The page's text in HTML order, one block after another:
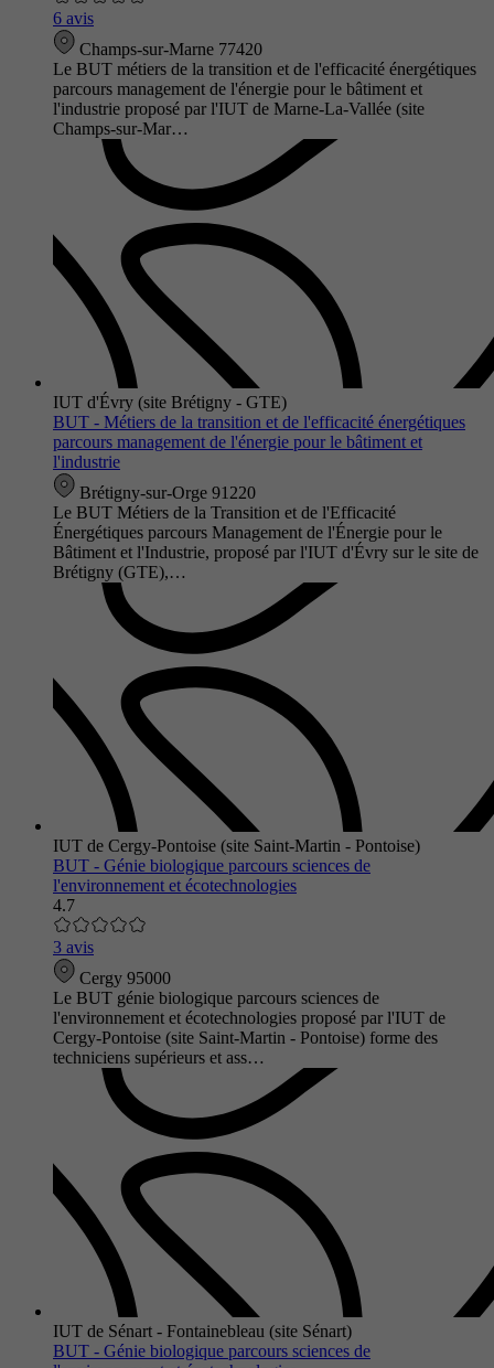
6 avis
Champs-sur-Marne 77420
Le BUT métiers de la transition et de l'efficacité énergétiques
parcours management de l'énergie pour le bâtiment et
l'industrie proposé par l'IUT de Marne-La-Vallée (site
Champs-sur-Mar…
IUT d'Évry (site Brétigny - GTE)
BUT - Métiers de la transition et de l'efficacité énergétiques
parcours management de l'énergie pour le bâtiment et
l'industrie
Brétigny-sur-Orge 91220
Le BUT Métiers de la Transition et de l'Efficacité
Énergétiques parcours Management de l'Énergie pour le
Bâtiment et l'Industrie, proposé par l'IUT d'Évry sur le site de
Brétigny (GTE),…
IUT de Cergy-Pontoise (site Saint-Martin - Pontoise)
BUT - Génie biologique parcours sciences de
l'environnement et écotechnologies
4.7
3 avis
Cergy 95000
Le BUT génie biologique parcours sciences de
l'environnement et écotechnologies proposé par l'IUT de
Cergy-Pontoise (site Saint-Martin - Pontoise) forme des
techniciens supérieurs et ass…
IUT de Sénart - Fontainebleau (site Sénart)
BUT - Génie biologique parcours sciences de